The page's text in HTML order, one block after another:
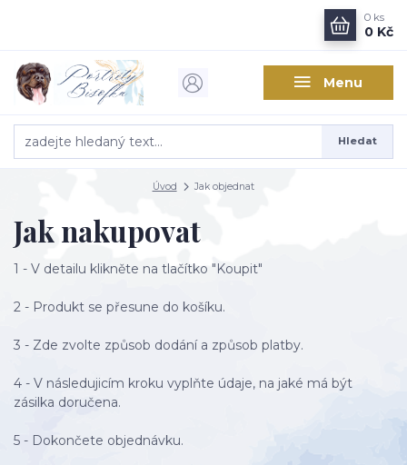
Menu
Hledat
0 ks
0 Kč
Úvod Jak objednat
Jak nakupovat
1 - V detailu klikněte na tlačítko "Koupit"
2 - Produkt se přesune do košíku.
3 - Zde zvolte způsob dodání a způsob platby.
4 - V následujicím kroku vyplňte údaje, na jaké má být
zásilka doručena.
5 - Dokončete objednávku.